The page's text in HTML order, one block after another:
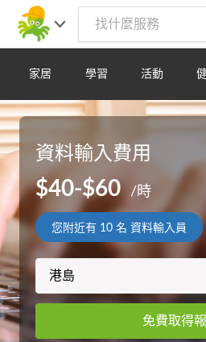
家居 學習 活動
資料輸入費用
$40-$60 /時
您附近有 10 名 資料輸入員
免費取得